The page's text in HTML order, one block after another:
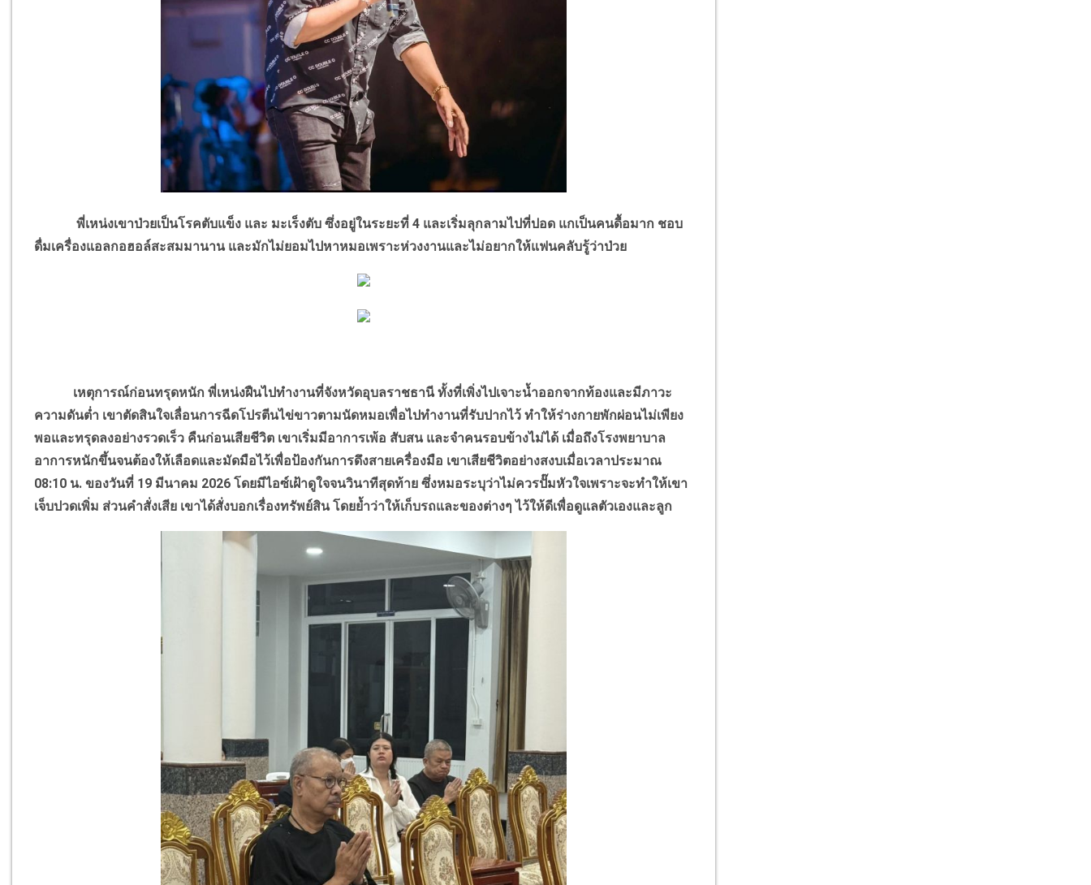
พี่เหน่งเขาป่วยเป็นโรคตับแข็ง และ มะเร็งตับ ซึ่งอยู่ในระยะที่ 4 และเริ่มลุกลามไปที่ปอด แกเป็นคนดื้อมาก ชอบ
ดื่มเครื่องแอลกอฮอล์สะสมมานาน และมักไม่ยอมไปหาหมอเพราะห่วงงานและไม่อยากให้แฟนคลับรู้ว่าป่วย
เหตุการณ์ก่อนทรุดหนัก พี่เหน่งฝืนไปทำงานที่จังหวัดอุบลราชธานี ทั้งที่เพิ่งไปเจาะน้ำออกจากท้องและมีภาวะ
ความดันต่ำ เขาตัดสินใจเลื่อนการฉีดโปรตีนไข่ขาวตามนัดหมอเพื่อไปทำงานที่รับปากไว้ ทำให้ร่างกายพักผ่อนไม่เพียง
พอและทรุดลงอย่างรวดเร็ว คืนก่อนเสียชีวิต เขาเริ่มมีอาการเพ้อ สับสน และจำคนรอบข้างไม่ได้ เมื่อถึงโรงพยาบาล
อาการหนักขึ้นจนต้องให้เลือดและมัดมือไว้เพื่อป้องกันการดึงสายเครื่องมือ เขาเสียชีวิตอย่างสงบเมื่อเวลาประมาณ
08:10 น. ของวันที่ 19 มีนาคม 2026 โดยมีไอซ์เฝ้าดูใจจนวินาทีสุดท้าย ซึ่งหมอระบุว่าไม่ควรปั๊มหัวใจเพราะจะทำให้เขา
เจ็บปวดเพิ่ม ส่วนคำสั่งเสีย เขาได้สั่งบอกเรื่องทรัพย์สิน โดยย้ำว่าให้เก็บรถและของต่างๆ ไว้ให้ดีเพื่อดูแลตัวเองและลูก